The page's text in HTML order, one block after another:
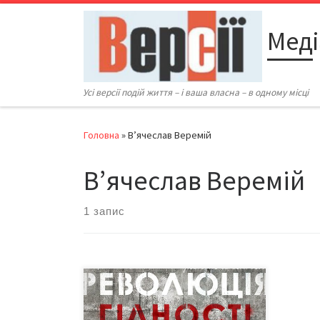
Перейти до вмісту
Усі версії подій життя – і ваша власна – в одному місці
Головна »В’ячеслав Веремій
В’ячеслав Веремій
1 запис
Юрія Крисіна відпустили на 2 роки
випробувального терміну. Вирок
вбивці журналіста В’ячеслава